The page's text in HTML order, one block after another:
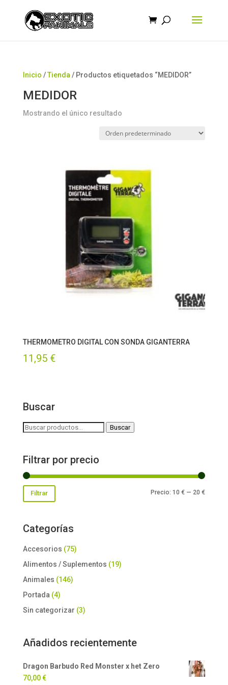
Inicio /Tienda / Productos etiquetados “MEDIDOR”
MEDIDOR
Mostrando el único resultado
THERMOMETRO DIGITAL CON SONDA GIGANTERRA
11,95 €
Buscar
Buscar
Buscar
Filtrar por precio
Precio
Precio
Filtrar Precio:10 € — 20 €
Categorías
Accesorios (75)
Alimentos / Suplementos (19)
Animales (146)
Portada (4)
Sin categorizar (3)
Añadidos recientemente
Dragon Barbudo Red Monster x het Zero
70,00€